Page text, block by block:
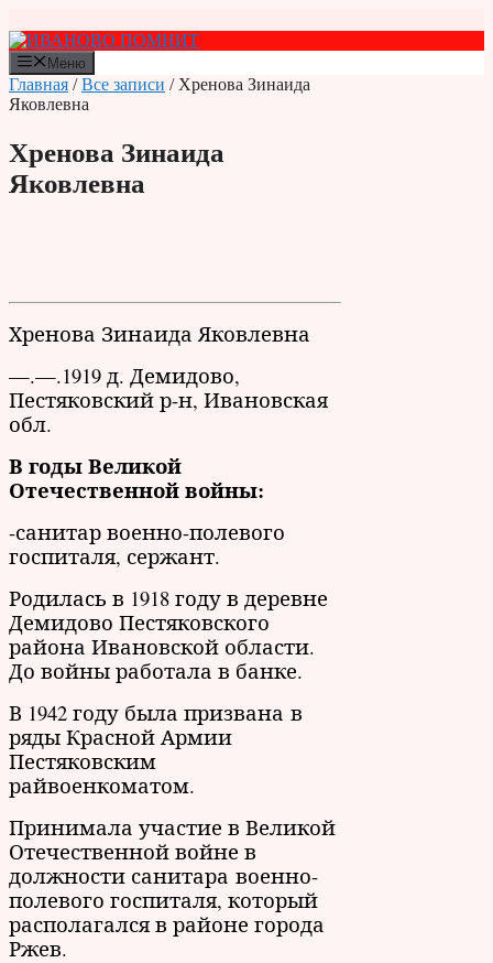
к
содержимому
Меню
Главная /Все записи / Хренова Зинаида
Яковлевна
Хренова Зинаида
Яковлевна
Хренова Зинаида Яковлевна
—.—.1919 д. Демидово,
Пестяковский р-н, Ивановская
обл.
В годы Великой
Отечественной войны:
-санитар военно-полевого
госпиталя, сержант.
Родилась в 1918 году в деревне
Демидово Пестяковского
района Ивановской области.
До войны работала в банке.
В 1942 году была призвана в
ряды Красной Армии
Пестяковским
райвоенкоматом.
Принимала участие в Великой
Отечественной войне в
должности санитара военно-
полевого госпиталя, который
располагался в районе города
Ржев.